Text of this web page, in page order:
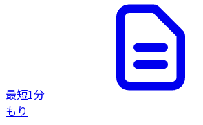
最短1分
もり